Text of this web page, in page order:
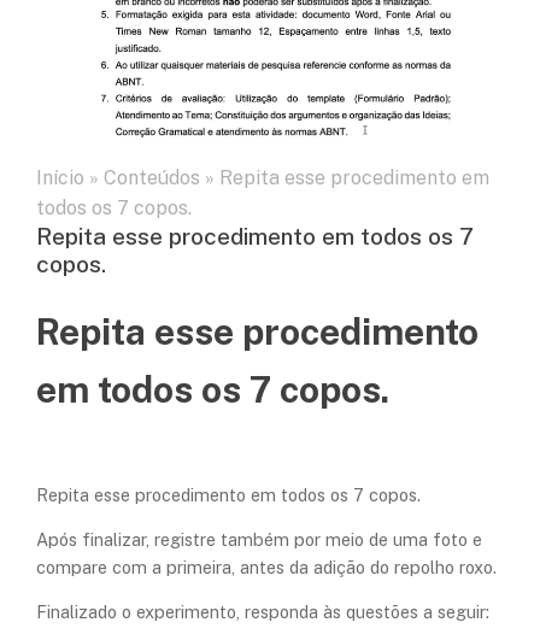
Início » Conteúdos » Repita esse procedimento em
todos os 7 copos.
Repita esse procedimento em todos os 7
copos.
Repita esse procedimento
em todos os 7 copos.
Repita esse procedimento em todos os 7 copos.
Após finalizar, registre também por meio de uma foto e
compare com a primeira, antes da adição do repolho roxo.
Finalizado o experimento, responda às questões a seguir: